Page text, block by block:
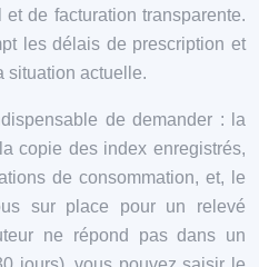
de facturation transparente.
les délais de prescription et
situation actuelle.
de demander : la
copie des index enregistrés,
de consommation, et, le
sur place pour un relevé
ne répond pas dans un